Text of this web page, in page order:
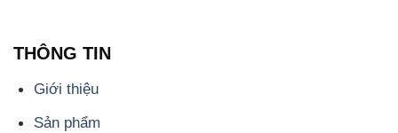
Chính sách và quy định chung
Tin tức
Liên hệ